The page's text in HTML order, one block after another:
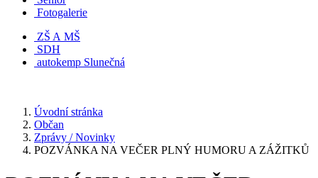
Fotogalerie
ZŠ A MŠ
SDH
autokemp Slunečná
Úvodní stránka
Občan
Zprávy / Novinky
POZVÁNKA NA VEČER PLNÝ HUMORU A ZÁŽITKŮ